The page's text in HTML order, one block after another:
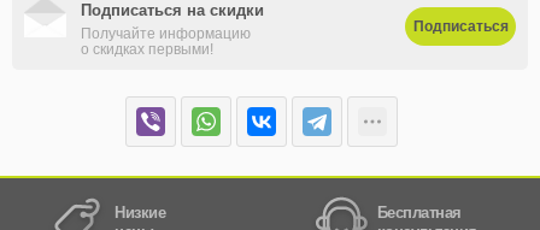
Подписаться на скидки
Получайте информацию
о скидках первыми!
Подписаться
Низкие
Бесплатная